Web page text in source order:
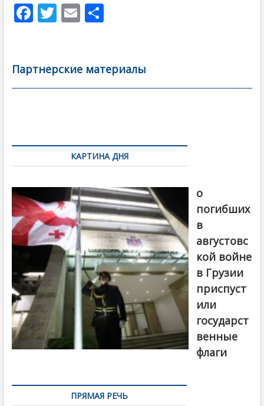
F
b
o
T
er
E
l
О
а
в
Партнерские материалы
по
записямКАРТИНА ДНЯ
о
погибших
в
августовс
кой войне
в Грузии
приспуст
или
государст
венные
флаги
ПРЯМАЯ РЕЧЬ